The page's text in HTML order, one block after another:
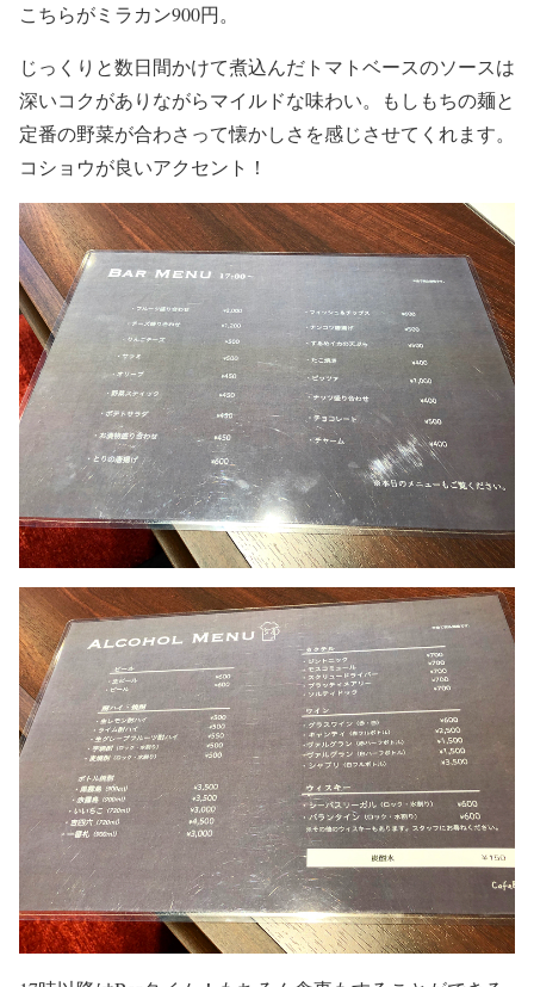
こちらがミラカン900円。
じっくりと数日間かけて煮込んだトマトベースのソースは
深いコクがありながらマイルドな味わい。もしもちの麺と
定番の野菜が合わさって懐かしさを感じさせてくれます。
コショウが良いアクセント！